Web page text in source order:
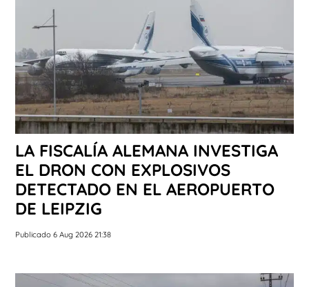
LA FISCALÍA ALEMANA INVESTIGA
EL DRON CON EXPLOSIVOS
DETECTADO EN EL AEROPUERTO
DE LEIPZIG
Publicado 6 Aug 2026 21:38